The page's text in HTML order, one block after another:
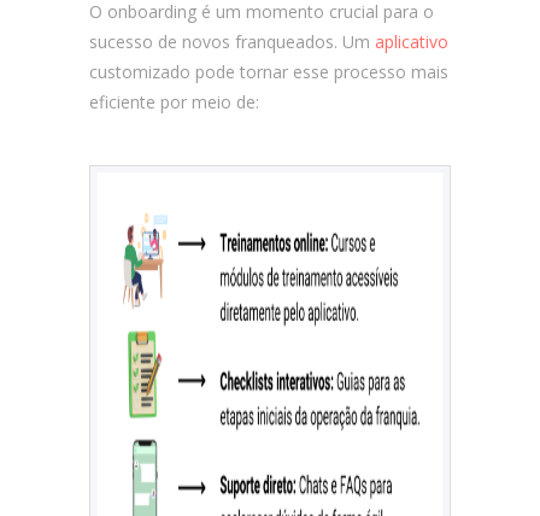
O onboarding é um momento crucial para o
sucesso de novos franqueados. Um aplicativo
customizado pode tornar esse processo mais
eficiente por meio de: